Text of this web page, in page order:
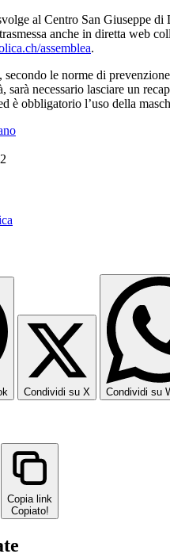
al Centro San Giuseppe di
anche in diretta web
assemblea.
secondo le norme di
sarà necessario lasciare un
è obbligatorio l’uso della
Condividi su X Condividi su
Copia link
Copiato!